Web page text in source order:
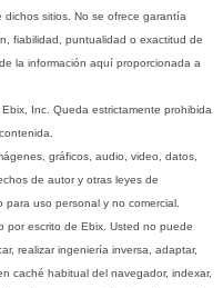
sitios. No se ofrece garantía
fiabilidad, puntualidad o exactitud de
la información aquí proporcionada a
Inc. Queda estrictamente prohibida
gráficos, audio, video, datos,
de autor y otras leyes de
uso personal y no comercial.
por escrito de Ebix. Usted no puede
realizar ingeniería inversa, adaptar,
caché habitual del navegador, indexar,